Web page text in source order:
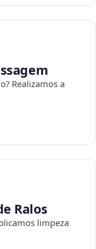
Realizamos a
Ralos
limpeza